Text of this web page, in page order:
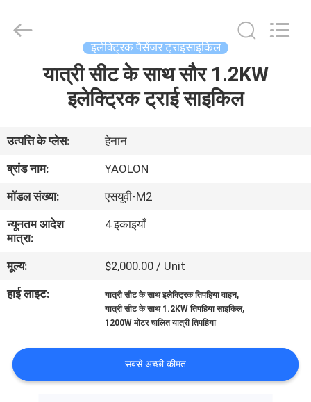
हमारे
बारे
कारखाना
भ्रमण
नियंत्रण
Motorcycle
इलेक्ट्रिक पैसेंजर ट्राइसाइकिल
यात्री सीट के साथ सौर 1.2KW
इलेक्ट्रिक ट्राई साइकिल
उत्पत्ति के प्लेस:
हेनान
ब्रांड नाम:
YAOLON
मॉडल संख्या:
एसयूवी-M2
न्यूनतम आदेश
मात्रा:
4 इकाइयाँ
मूल्य:
$2,000.00 / Unit
हाई लाइट:
यात्री सीट के साथ इलेक्ट्रिक तिपहिया वाहन,
यात्री सीट के साथ 1.2KW तिपहिया साइकिल,
1200W मोटर चालित यात्री तिपहिया
सबसे अच्छी कीमत